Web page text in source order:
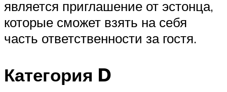
является приглашение от эстонца,
которые сможет взять на себя
часть ответственности за гостя.
Категория D